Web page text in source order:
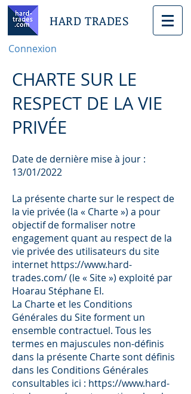
HARD TRADES
Connexion
CHARTE SUR LE
RESPECT DE LA VIE
PRIVÉE
Date de dernière mise à jour :
13/01/2022
La présente charte sur le respect de
la vie privée (la « Charte ») a pour
objectif de formaliser notre
engagement quant au respect de la
vie privée des utilisateurs du site
internet https://www.hard-
trades.com/(le « Site ») exploité par
Hoarau Stéphane EI.
La Charte et les Conditions
Générales du Site forment un
ensemble contractuel. Tous les
termes en majuscules non-définis
dans la présente Charte sont définis
dans les Conditions Générales
consultables ici : https://www.hard-